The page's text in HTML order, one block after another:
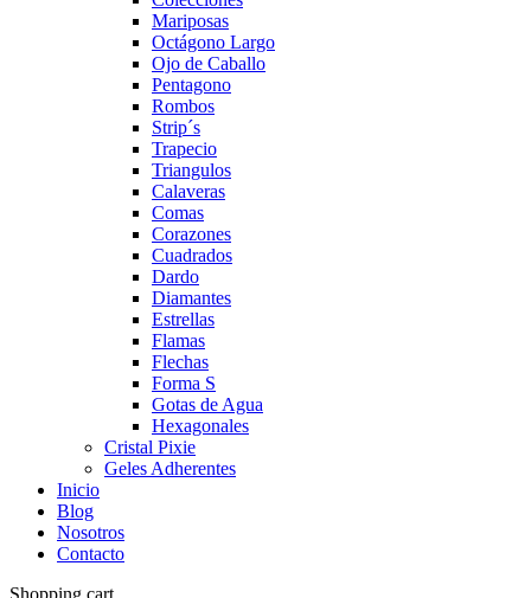
Mariposas
Octágono Largo
Ojo de Caballo
Pentagono
Rombos
Strip´s
Trapecio
Triangulos
Calaveras
Comas
Corazones
Cuadrados
Dardo
Diamantes
Estrellas
Flamas
Flechas
Forma S
Gotas de Agua
Hexagonales
Cristal Pixie
Geles Adherentes
Inicio
Blog
Nosotros
Contacto